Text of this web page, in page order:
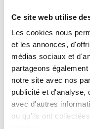
Ce site web utilise
Les cookies nous
et les annonces,
médias sociaux et
partageons
notre site avec nos
publicité et d'analyse,
avec d'autres
ou qu'ils ont
gouvernance,
Nourrir votre
Inscrivez-
Rejoignez-nous le
journée dédiée à